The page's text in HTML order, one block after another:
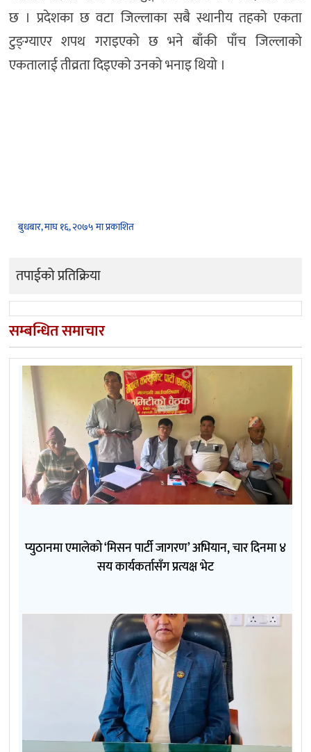
छ । प्रदेशका छ वटा जिल्लाका सबै स्थानीय तहको एकता
टुङ्ग्याएर शपथ गराइएको छ भने बाँकी पाँच जिल्लाको
एकतालाई तीव्रता दिइएको उनको भनाइ थियो ।
बुधबार, माघ १६, २०७५ मा प्रकाशित
तपाईको प्रतिक्रिया
सम्बन्धित समाचार
प्युठानमा एमालेको ‘मिसन पार्टी जागरण’ अभियान, चार दिनमा ४
सय कार्यकर्तासँग प्रत्यक्ष भेट